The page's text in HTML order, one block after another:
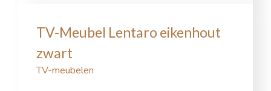
TV-Meubel Lentaro eikenhout
zwart
TV-meubelen